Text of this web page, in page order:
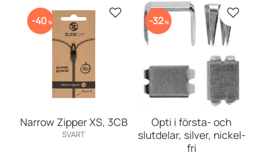
Narrow Zipper XS, 3CB
SVART
40% Lägg till i favoriter
Opti i första- och
slutdelar, silver, nickel-
fri
32% Lägg